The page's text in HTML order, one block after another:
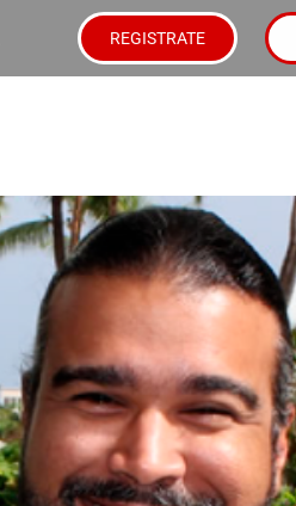
REGISTRATE